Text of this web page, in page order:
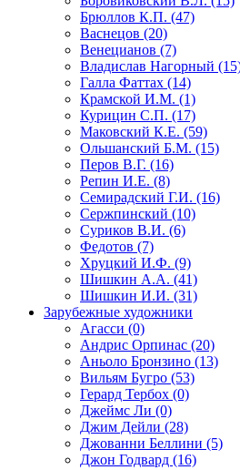
Брюллов К.П. (47)
Васнецов (20)
Венецианов (7)
Владислав Нагорный
Галла Фаттах (14)
Крамской И.М. (1)
Курицин С.П. (17)
Маковский К.Е. (59)
Ольшанский Б.М. (15)
Перов В.Г. (16)
Репин И.Е. (8)
Семирадский Г.И. (16)
Сержпинский (10)
Суриков В.И. (6)
Федотов (7)
Хруцкий И.Ф. (9)
Шишкин А.А. (41)
Шишкин И.И. (31)
Зарубежные художники
Агасси (0)
Андрис Орпинас (20)
Аньоло Бронзино (13)
Вильям Бугро (53)
Герард Тербох (0)
Джеймс Ли (0)
Джим Дейли (28)
Джованни Беллини (5)
Джон Годвард (16)